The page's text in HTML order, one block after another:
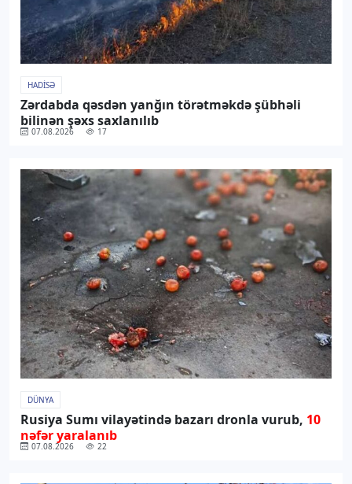
HADISƏ
Zərdabda qəsdən yanğın törətməkdə şübhəli
bilinən şəxs saxlanılıb
07.08.2026 17
DÜNYA
Rusiya Sumı vilayətində bazarı dronla vurub, 10
nəfər yaralanıb
07.08.2026 22